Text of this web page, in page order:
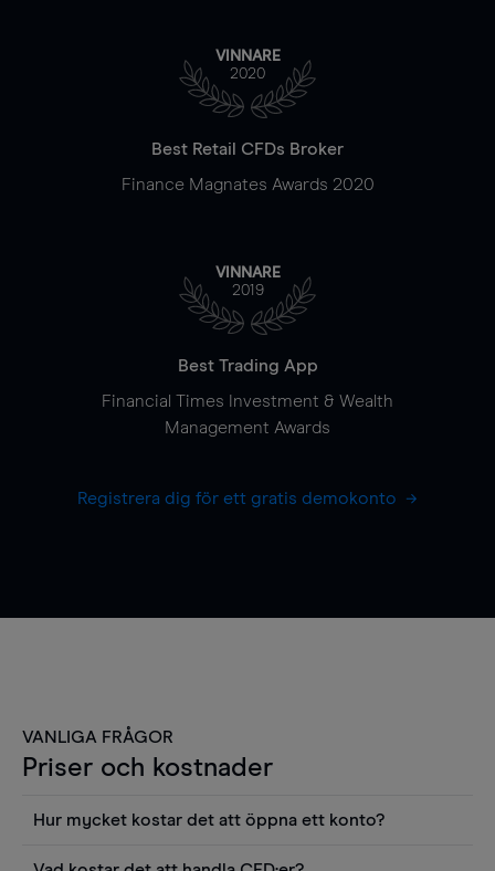
VINNARE
2020
Best Retail CFDs Broker
Finance Magnates Awards 2020
VINNARE
2019
Best Trading App
Financial Times Investment & Wealth
Management Awards
Registrera dig för ett gratis demokonto
VANLIGA FRÅGOR
Priser och kostnader
Hur mycket kostar det att öppna ett konto?